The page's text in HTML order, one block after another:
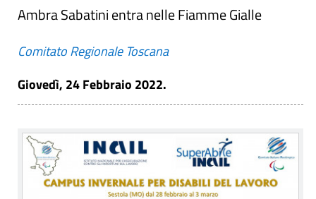
Ambra Sabatini entra nelle Fiamme Gialle
Comitato Regionale Toscana
Giovedì, 24 Febbraio 2022.